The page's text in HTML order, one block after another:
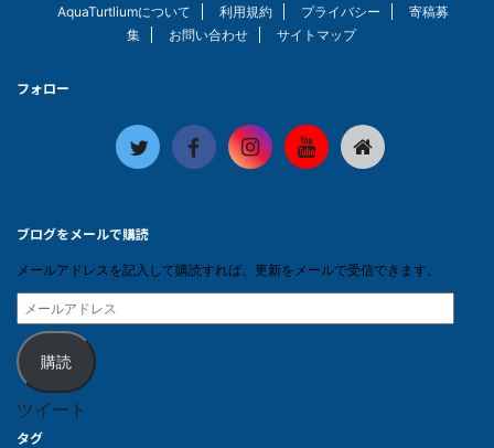
AquaTurtliumについて 利用規約 プライバシー
寄稿募
集
お問い合わせ サイトマップ
フォロー
ブログをメールで購読
メールアドレスを記入して購読すれば、更新をメールで受信できます。
購読
ツイート
タグ